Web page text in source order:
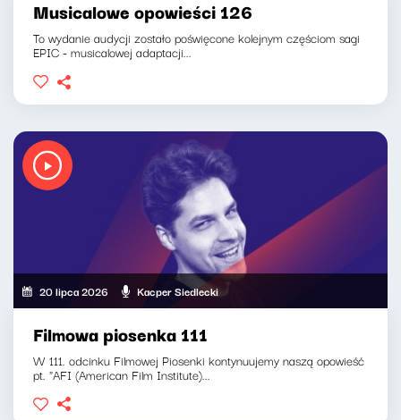
Musicalowe opowieści 126
To wydanie audycji zostało poświęcone kolejnym częściom sagi
EPIC - musicalowej adaptacji...
20 lipca 2026 Kacper Siedlecki
Filmowa piosenka 111
W 111. odcinku Filmowej Piosenki kontynuujemy naszą opowieść
pt. "AFI (American Film Institute)...